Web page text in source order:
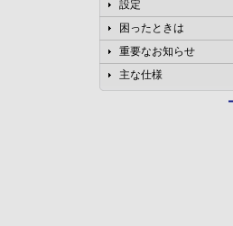
設定
困ったときは
重要なお知らせ
主な仕様